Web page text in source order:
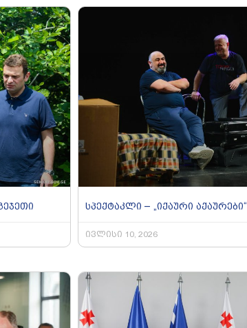
სპექტაკლი – „იქაური აქაურები“
ივლისი 10, 2026